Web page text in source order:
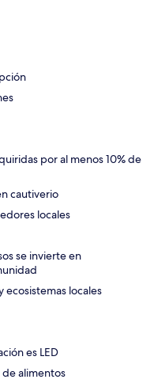
por al menos 10% de
cautiverio
locales
se invierte en
ecosistemas locales
es LED
alimentos